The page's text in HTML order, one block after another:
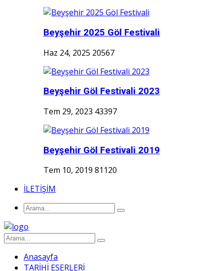
Beyşehir 2025 Göl Festivali
Haz 24, 2025 20567
Beyşehir Göl Festivali 2023
Tem 29, 2023 43397
Beyşehir Göl Festivali 2019
Tem 10, 2019 81120
İLETİŞİM
Anasayfa
TARİHİ ESERLERİ